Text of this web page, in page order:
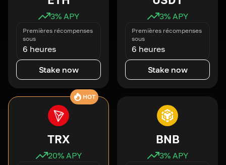
3% APY
Premières récompenses
sous
6 heures
Stake now
3% APY
Premières récompenses
sous
6 heures
Stake now
HOT
TRX
20% APY
BNB
3% APY